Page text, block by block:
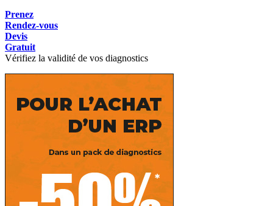
Prenez
Rendez-vous
Devis
Gratuit
Vérifiez la validité de vos diagnostics